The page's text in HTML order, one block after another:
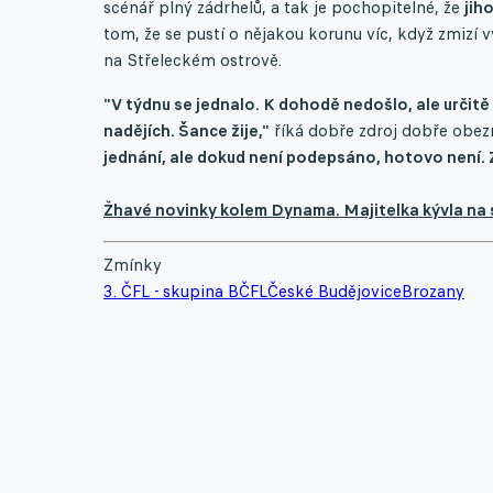
scénář plný zádrhelů, a tak je pochopitelné, že
tom, že se pustí o nějakou korunu víc, když zmizí
na Střeleckém ostrově.
"V týdnu se jednalo. K dohodě nedošlo, ale
nadějích. Šance žije," říká dobře zdroj dobře
jednání, ale dokud není podepsáno, hotovo
Žhavé novinky kolem Dynama. Majitelka kývla
Zmínky
3. ČFL - skupina BČFLČeské BudějoviceBrozany